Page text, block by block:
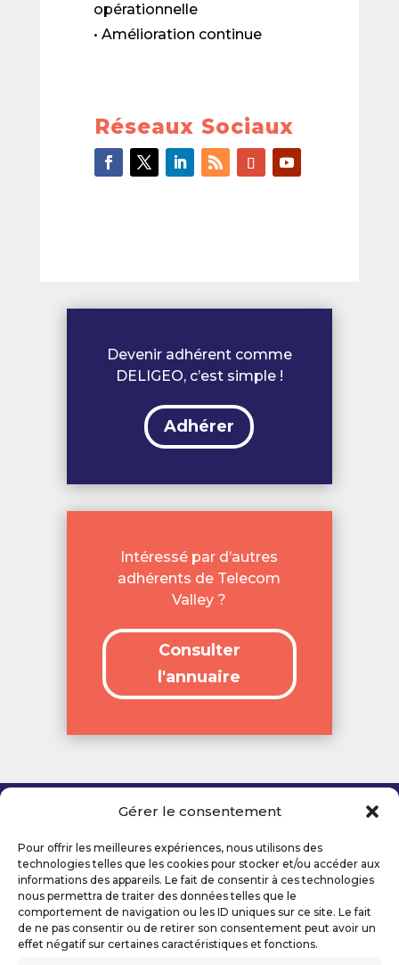
Gérer le consentement
Pour offrir les meilleures expériences, nous utilisons des
technologies telles que les cookies pour stocker et/ou accéder aux
informations des appareils. Le fait de consentir à ces technologies
nous permettra de traiter des données telles que le
comportement de navigation ou les ID uniques sur ce site. Le fait
de ne pas consentir ou de retirer son consentement peut avoir un
effet négatif sur certaines caractéristiques et fonctions.
opérationnelle
• Amélioration continue
Réseaux Sociaux
Devenir adhérent comme
DELIGEO, c’est simple !
Adhérer
Intéressé par d’autres
adhérents de Telecom
Valley ?
Consulter
l'annuaire
Mentions légales
Politique de confidentialité
Déclaration d’accessibilité numérique
Ils nous soutiennent